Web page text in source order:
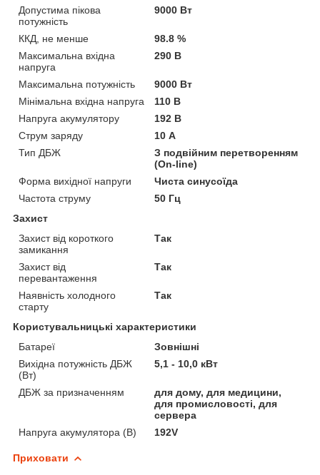
Допустима пікова
потужність
9000 Вт
ККД, не менше
98.8 %
Максимальна вхідна
напруга
290 В
Максимальна потужність
9000 Вт
Мінімальна вхідна напруга
110 В
Напруга акумулятору
192 В
Струм заряду
10 А
Тип ДБЖ
З подвійним перетворенням
(On-line)
Форма вихідної напруги
Чиста синусоїда
Частота струму
50 Гц
Захист
Захист від короткого
замикання
Так
Захист від
перевантаження
Так
Наявність холодного
старту
Так
Користувальницькі характеристики
Батареї
Зовнішні
Вихідна потужність ДБЖ
(Вт)
5,1 - 10,0 кВт
ДБЖ за призначенням
для дому, для медицини,
для промисловості, для
сервера
Напруга акумулятора (В)
192V
Приховати